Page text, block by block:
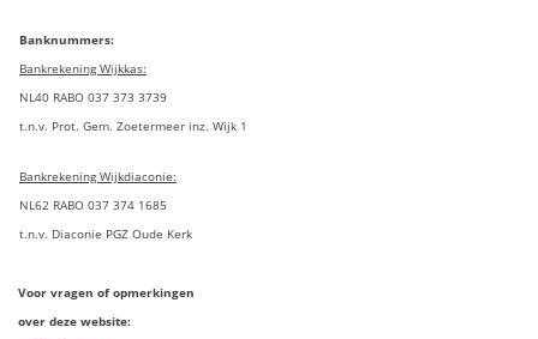
Banknummers:
Bankrekening Wijkkas:
NL40 RABO 037 373 3739
t.n.v. Prot. Gem. Zoetermeer inz. Wijk 1
Bankrekening Wijkdiaconie:
NL62 RABO 037 374 1685
t.n.v. Diaconie PGZ Oude Kerk
Voor vragen of opmerkingen
over deze website: